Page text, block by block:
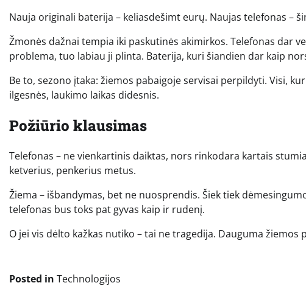
Nauja originali baterija – keliasdešimt eurų. Naujas telefonas –
Žmonės dažnai tempia iki paskutinės akimirkos. Telefonas dar
problema, tuo labiau ji plinta. Baterija, kuri šiandien dar kaip
Be to, sezono įtaka: žiemos pabaigoje servisai perpildyti. Visi,
ilgesnės, laukimo laikas didesnis.
Požiūrio klausimas
Telefonas – ne vienkartinis daiktas, nors rinkodara kartais
ketverius, penkerius metus.
Žiema – išbandymas, bet ne nuosprendis. Šiek tiek
telefonas bus toks pat gyvas kaip ir rudenį.
O jei vis dėlto kažkas nutiko – tai ne tragedija. Dauguma
Posted in Technologijos